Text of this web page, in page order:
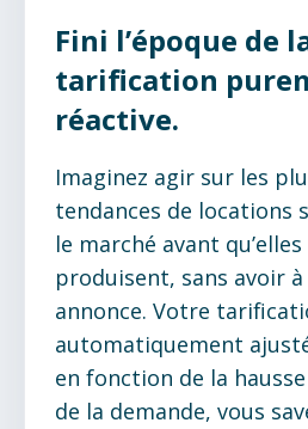
Fini l’époque de
tarification
réactive.
Imaginez agir sur les
tendances de locations
le marché avant qu’elles
produisent, sans avoir
annonce. Votre
automatiquement
en fonction de la
de la demande, vous